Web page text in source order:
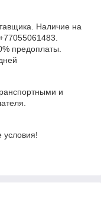
Наличие на
предоплаты.
и
условия!